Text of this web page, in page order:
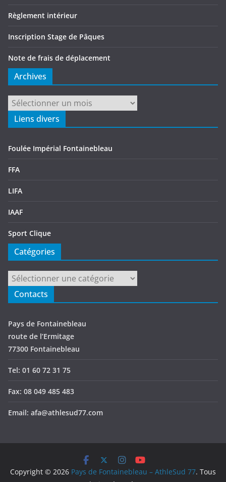
Règlement intérieur
Inscription Stage de Pâques
Note de frais de déplacement
Archives
Archives
Liens divers
Foulée Impérial Fontainebleau
FFA
LIFA
IAAF
Sport Clique
Catégories
Catégories
Contacts
Pays de Fontainebleau
route de l’Ermitage
77300 Fontainebleau
Tel: 01 60 72 31 75
Fax: 08 049 485 483
Email: afa@athlesud77.com
Copyright © 2026 Pays de Fontainebleau – AthleSud 77. Tous